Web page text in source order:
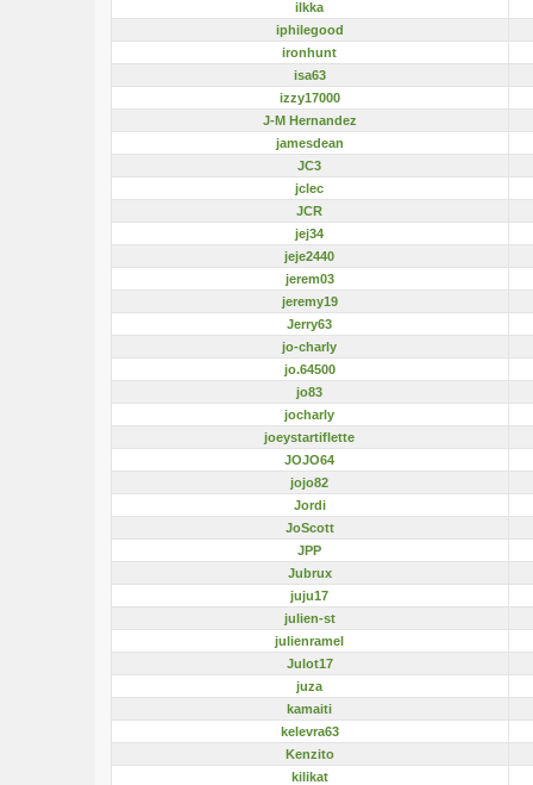
ilkka
iphilegood
ironhunt
isa63
izzy17000
J-M Hernandez
jamesdean
JC3
jclec
JCR
jej34
jeje2440
jerem03
jeremy19
Jerry63
jo-charly
jo.64500
jo83
jocharly
joeystartiflette
JOJO64
jojo82
Jordi
JoScott
JPP
Jubrux
juju17
julien-st
julienramel
Julot17
juza
kamaiti
kelevra63
Kenzito
kilikat